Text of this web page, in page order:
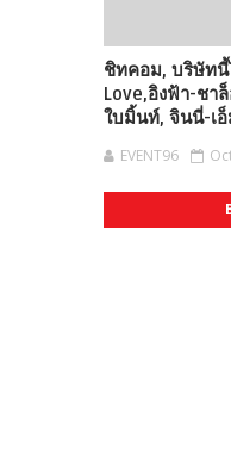
ชิทคอม, บริษัท
Love,อิงฟ้า-ชา
ใบมิ้นท์, จินนี่-เ
EVENT96